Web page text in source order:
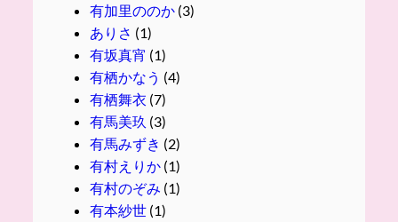
有加里ののか(3)
ありさ (1)
有坂真宵 (1)
有栖かなう (4)
有栖舞衣 (7)
有馬美玖 (3)
有馬みずき (2)
有村えりか(1)
有村のぞみ (1)
有本紗世(1)